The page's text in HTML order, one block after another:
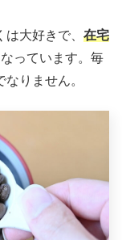
大好きで、 在宅
っています。毎
りません。